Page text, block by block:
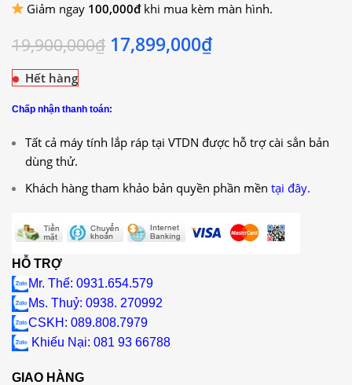
Giảm ngay 100,000đkhi mua kèm màn hình.
19,900,000₫ 17,899,000₫
Hết hàng
Chấp nhận thanh toán:
Tất cả máy tính lắp ráp tại VTDN được hỗ trợ cài sẳn bản
dùng thử.
Khách hàng tham khảo bản quyền phần mền tại đây.
HỖ TRỢ
Mr. Thể: 0931.654.579
Ms. Thuỷ: 0938. 270992
CSKH: 089.808.7979
Khiếu Nại: 081 93 66788
GIAO HÀNG